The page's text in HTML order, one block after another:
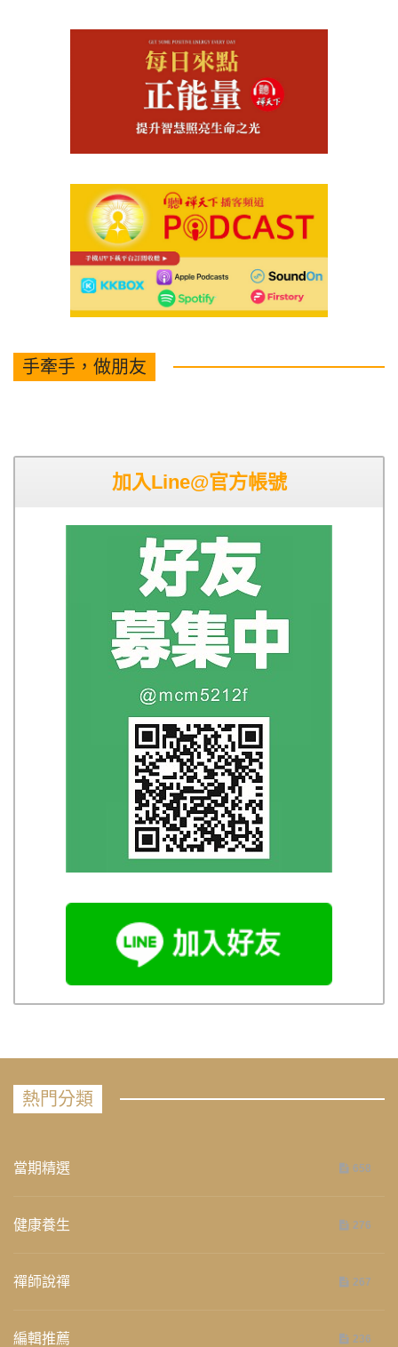
手牽手，做朋友
加入Line@官方帳號
熱門分類
當期精選 658
健康養生 276
禪師說禪 267
編輯推薦 236